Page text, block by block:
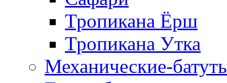
Тропикана Ёрш
Тропикана Утка
Механические-